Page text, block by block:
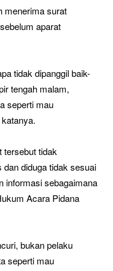
menerima surat
aparat
tidak dipanggil baik-
tengah malam,
seperti mau
tersebut tidak
diduga tidak sesuai
informasi sebagaimana
Acara Pidana
bukan pelaku
seperti mau